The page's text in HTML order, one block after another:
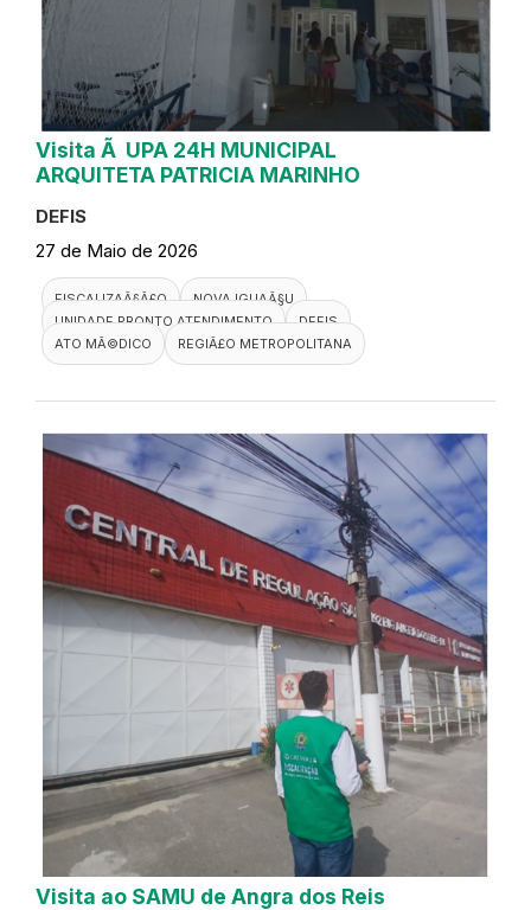
Visita Ã UPA 24H MUNICIPAL
ARQUITETA PATRICIA MARINHO
DEFIS
27 de Maio de 2026
FISCALIZAÃ§Ã£O
NOVA IGUAÃ§U
UNIDADE PRONTO ATENDIMENTO
DEFIS
ATO MÃ©DICO
REGIÃ£O METROPOLITANA
Visita ao SAMU de Angra dos Reis